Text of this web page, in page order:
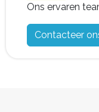
Ons ervaren
Contacteer